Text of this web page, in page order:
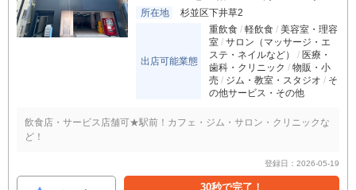
所在地
杉並区下井草2
出店可能業態
重飲食 軽飲食
美容室・理容
室
サロン（マッサージ・エ
ステ・ネイルなど）
医療・
歯科・クリニック
物販・小
売
ジム・教室・スタジオ
そ
の他サービス・その他
飲食店・サービス店舗可★駅前！カフェ・ジム・サロン・クリニックな
ど！
登録日：2026-05-19
30秒で完了！